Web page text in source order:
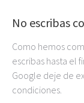
No escribas
Como hemos
escribas hasta el
Google deje de
condiciones.